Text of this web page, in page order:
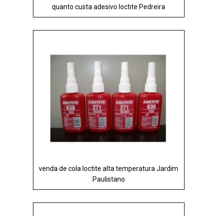
quanto custa adesivo loctite Pedreira
venda de cola loctite alta temperatura Jardim
Paulistano